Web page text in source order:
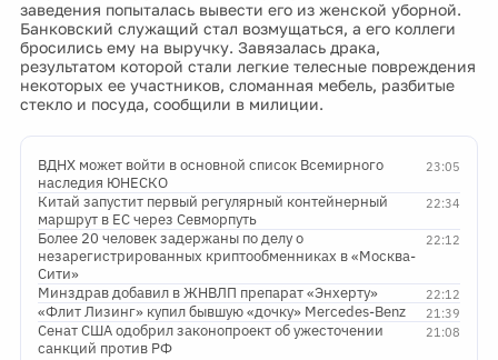
заведения попыталась вывести его из женской уборной.
Банковский служащий стал возмущаться, а его коллеги
бросились ему на выручку. Завязалась драка,
результатом которой стали легкие телесные повреждения
некоторых ее участников, сломанная мебель, разбитые
стекло и посуда, сообщили в милиции.
23:05
ВДНХ может войти в основной список Всемирного
наследия ЮНЕСКО
22:34
Китай запустит первый регулярный контейнерный
маршрут в ЕС через Севморпуть
22:12
Более 20 человек задержаны по делу о
незарегистрированных криптообменниках в «Москва-
Сити»
22:12
Минздрав добавил в ЖНВЛП препарат «Энхерту»
21:39
«Флит Лизинг» купил бывшую «дочку» Mercedes-Benz
21:08
Сенат США одобрил законопроект об ужесточении
санкций против РФ